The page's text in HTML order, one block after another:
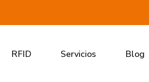
RFID Servicios Blog